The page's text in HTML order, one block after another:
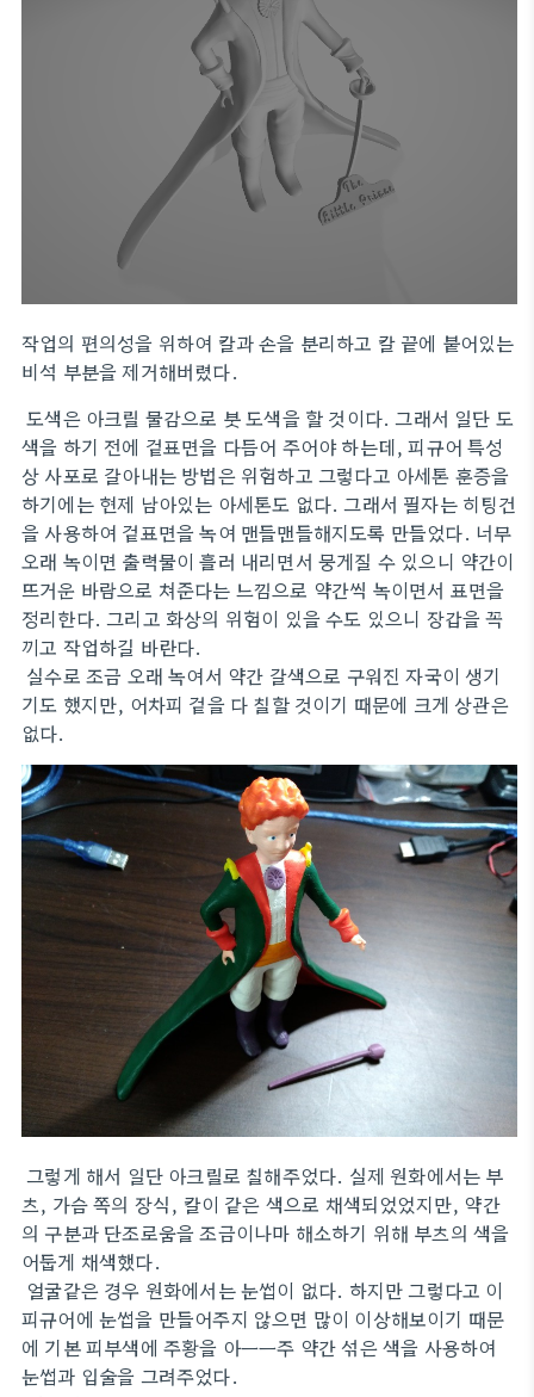
작업의 편의성을 위하여 칼과 손을 분리하고 칼 끝에 붙어있는
비석 부분을 제거해버렸다.
도색은 아크릴 물감으로 붓 도색을 할 것이다. 그래서 일단 도
색을 하기 전에 겉표면을 다듬어 주어야 하는데, 피규어 특성
상 사포로 갈아내는 방법은 위험하고 그렇다고 아세톤 훈증을
하기에는 현제 남아있는 아세톤도 없다. 그래서 필자는 히팅건
을 사용하여 겉표면을 녹여 맨들맨들해지도록 만들었다. 너무
오래 녹이면 출력물이 흘러 내리면서 뭉게질 수 있으니 약간이
뜨거운 바람으로 쳐준다는 느낌으로 약간씩 녹이면서 표면을
정리한다. 그리고 화상의 위험이 있을 수도 있으니 장갑을 꼭
끼고 작업하길 바란다.
실수로 조금 오래 녹여서 약간 갈색으로 구워진 자국이 생기
기도 했지만, 어차피 겉을 다 칠할 것이기 때문에 크게 상관은
없다.
그렇게 해서 일단 아크릴로 칠해주었다. 실제 원화에서는 부
츠, 가슴 쪽의 장식, 칼이 같은 색으로 채색되었었지만, 약간
의 구분과 단조로움을 조금이나마 해소하기 위해 부츠의 색을
어둡게 채색했다.
얼굴같은 경우 원화에서는 눈썹이 없다. 하지만 그렇다고 이
피규어에 눈썹을 만들어주지 않으면 많이 이상해보이기 때문
에 기본 피부색에 주황을 아ㅡㅡ주 약간 섞은 색을 사용하여
눈썹과 입술을 그려주었다.